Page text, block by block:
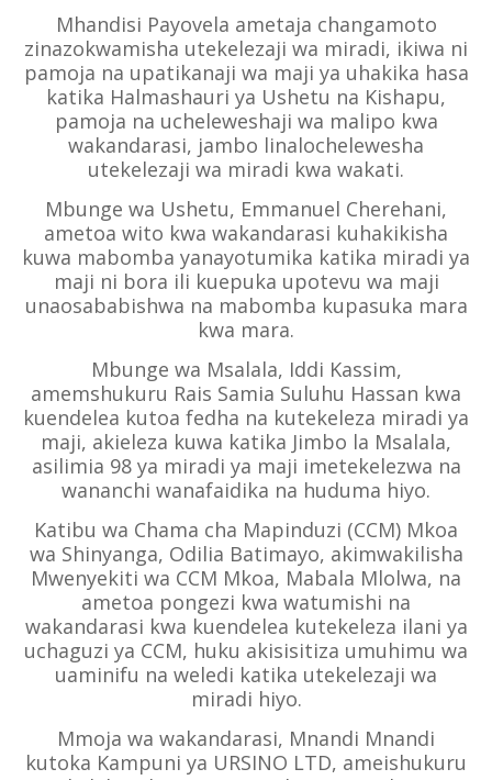
Mhandisi Payovela ametaja changamoto
zinazokwamisha utekelezaji wa miradi, ikiwa ni
pamoja na upatikanaji wa maji ya uhakika hasa
katika Halmashauri ya Ushetu na Kishapu,
pamoja na ucheleweshaji wa malipo kwa
wakandarasi, jambo linalochelewesha
utekelezaji wa miradi kwa wakati.
Mbunge wa Ushetu, Emmanuel Cherehani,
ametoa wito kwa wakandarasi kuhakikisha
kuwa mabomba yanayotumika katika miradi ya
maji ni bora ili kuepuka upotevu wa maji
unaosababishwa na mabomba kupasuka mara
kwa mara.
Mbunge wa Msalala, Iddi Kassim,
amemshukuru Rais Samia Suluhu Hassan kwa
kuendelea kutoa fedha na kutekeleza miradi ya
maji, akieleza kuwa katika Jimbo la Msalala,
asilimia 98 ya miradi ya maji imetekelezwa na
wananchi wanafaidika na huduma hiyo.
Katibu wa Chama cha Mapinduzi (CCM) Mkoa
wa Shinyanga, Odilia Batimayo, akimwakilisha
Mwenyekiti wa CCM Mkoa, Mabala Mlolwa, na
ametoa pongezi kwa watumishi na
wakandarasi kwa kuendelea kutekeleza ilani ya
uchaguzi ya CCM, huku akisisitiza umuhimu wa
uaminifu na weledi katika utekelezaji wa
miradi hiyo.
Mmoja wa wakandarasi, Mnandi Mnandi
kutoka Kampuni ya URSINO LTD, ameishukuru